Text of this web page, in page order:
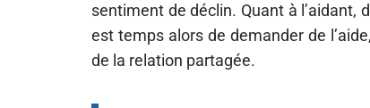
sentiment de déclin. Quant à l’aidant,
est temps alors de demander de
de la relation partagée.